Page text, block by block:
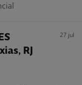
RJ
27 jul